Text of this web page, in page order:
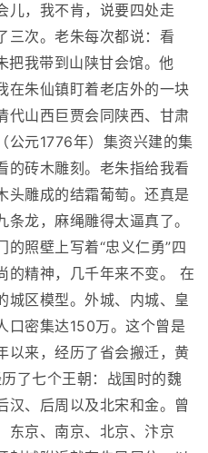
儿，我不肯，说要四处走
三次。老朱每次都说：看
我带到山陕甘会馆。他
在朱仙镇盯着老店外的一块
代山西巨贾会同陕西、甘肃
公元1776年）集资兴建的集
的砖木雕刻。老朱指给我看
头雕成的结霜葡萄。还真是
龙，麻绳雕得太逼真了。
照壁上写着“忠义仁勇”四
的精神，几千年来不变。 在
城区模型。外城、内城、皇
口密集达150万。这个曾是
以来，经历了省会搬迁，黄
了七个王朝：战国时的魏
汉、后周以及北宋和金。曾
东京、南京、北京、汴京